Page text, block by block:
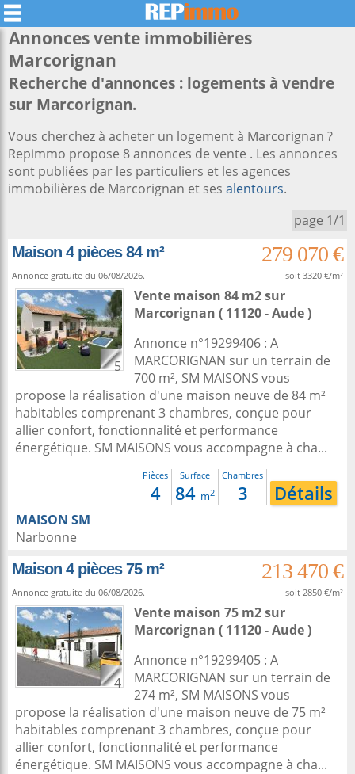
Annonces vente immobilières
Marcorignan
Recherche d'annonces : logements à vendre
sur Marcorignan.
Vous cherchez à acheter un logement à Marcorignan ?
Repimmo propose 8 annonces de vente . Les annonces
sont publiées par les particuliers et les agences
immobilières de Marcorignan et ses alentours.
page 1/1
Maison 4 pièces 84 m²
279 070 €
Annonce gratuite du 06/08/2026. soit 3320 €/m²
5
Vente maison 84 m2sur
Marcorignan ( 11120 - Aude )
Annonce n°19299406 : A
MARCORIGNAN sur un terrain de
700 m², SM MAISONS vous
propose la réalisation d'une maison neuve de 84 m²
habitables comprenant 3 chambres, conçue pour
allier confort, fonctionnalité et performance
énergétique. SM MAISONS vous accompagne à cha...
Pièces
4
Surface
84 m2
Chambres
3 Détails
MAISON SM
Narbonne
Maison 4 pièces 75 m²
213 470 €
Annonce gratuite du 06/08/2026. soit 2850 €/m²
4
Vente maison 75 m2sur
Marcorignan ( 11120 - Aude )
Annonce n°19299405 : A
MARCORIGNAN sur un terrain de
274 m², SM MAISONS vous
propose la réalisation d'une maison neuve de 75 m²
habitables comprenant 3 chambres, conçue pour
allier confort, fonctionnalité et performance
énergétique. SM MAISONS vous accompagne à cha...